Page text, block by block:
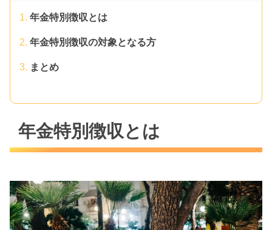
年金特別徴収とは
年金特別徴収の対象となる方
まとめ
年金特別徴収とは